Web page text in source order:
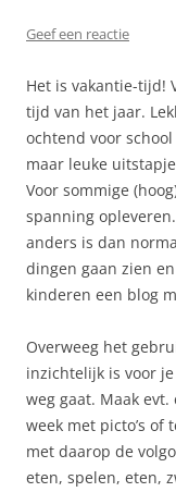
Geef een reactie
Het is vakantie-tijd!
tijd van het jaar.
ochtend voor
maar leuke
Voor sommige
spanning
anders is dan
dingen gaan zien
kinderen een blog
Overweeg het
inzichtelijk is voor
weg gaat. Maak
week met picto’s of
met daarop de
eten, spelen, eten,